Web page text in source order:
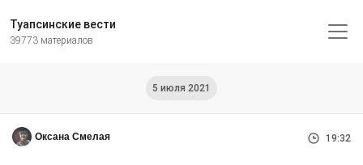
Туапсинские вести
39773 материалов
5 июля 2021
Оксана Смелая 19:32